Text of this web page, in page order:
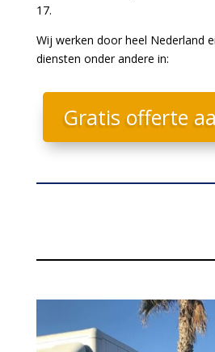
17.
Wij werken door heel Nederland
diensten onder andere in:
Gratis offerte